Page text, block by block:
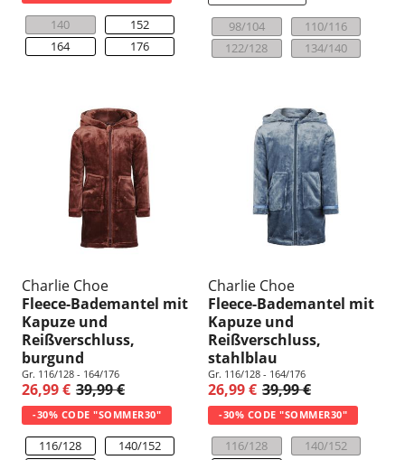
140
152
164
176
98/104
110/116
122/128
134/140
Charlie Choe
Fleece-Bademantel mit
Kapuze und
Reißverschluss,
burgund
Gr. 116/128 - 164/176
26,99 € 39,99 €
-30% CODE "SOMMER30"
116/128
140/152
Charlie Choe
Fleece-Bademantel mit
Kapuze und
Reißverschluss,
stahlblau
Gr. 116/128 - 164/176
26,99 € 39,99 €
-30% CODE "SOMMER30"
116/128
140/152